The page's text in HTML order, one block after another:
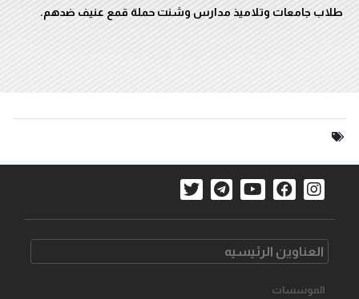
طلاب جامعات وتلاميذ مدارس وشنت حملة قمع عنيف ضدهم.
العناوین الرئیسیه
الموسسات